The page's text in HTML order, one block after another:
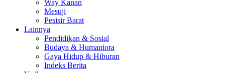
Way Kanan
Mesuji
Pesisir Barat
Lainnya
Pendidikan & Sosial
Budaya & Humaniora
Gaya Hidup & Hiburan
Indeks Berita